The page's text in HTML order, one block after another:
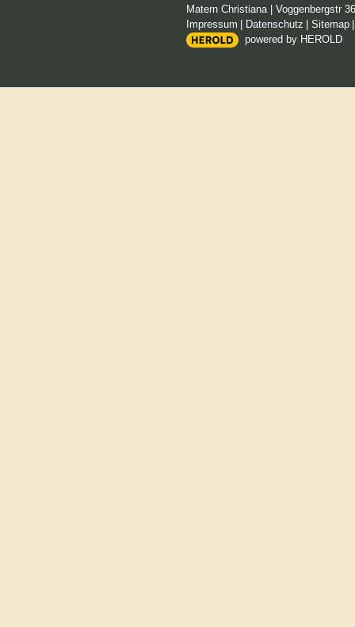
Matern Christiana| Voggenbergstr 36
Impressum
Datenschutz Sitemap
powered by HEROLD